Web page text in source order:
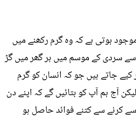
ہوتی ہے کہ وہ گرم رکھنے میں
سردی کے موسم میں ہر گھر میں گڑ
کیے جاتے ہیں جو کہ انسان کو گرم
آج ہم آپ کو بتائيں گے کہ اپنے دن
سے کرنے سے کتنے فوائد حاصل ہو